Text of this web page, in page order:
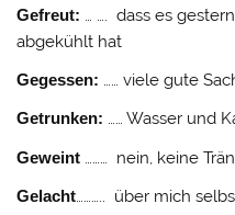
Gefreut:
… …. dass es
abgekühlt hat
Gegessen: …… viele gute
Getrunken: …… Wasser und
Geweint ……… nein, keine
Gelacht……….. über mich